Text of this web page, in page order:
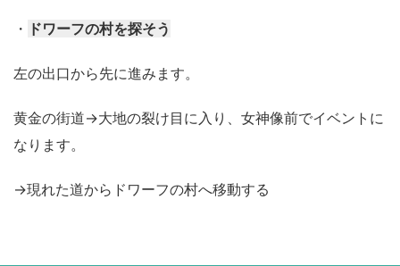
・ ドワーフの村を探そう
左の出口から先に進みます。
黄金の街道→大地の裂け目に入り、女神像前でイベントに
なります。
→現れた道からドワーフの村へ移動する